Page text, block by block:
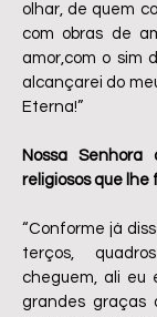
olhar, de quem
com obras de
amor,com o sim
alcançarei do
Eterna!”
Nossa Senhora
religiosos que
“Conforme já
terços,
cheguem, ali eu
grandes graças